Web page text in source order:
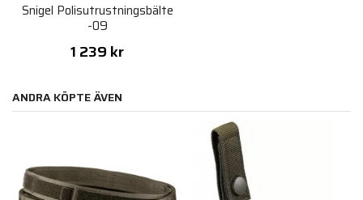
Snigel Polisutrustningsbälte
-09
1 239 kr
ANDRA KÖPTE ÄVEN